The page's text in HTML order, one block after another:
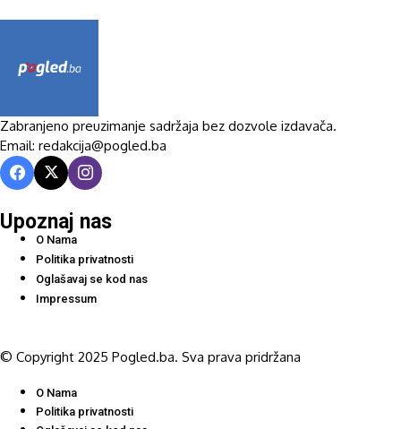
Zabranjeno preuzimanje sadržaja bez dozvole izdavača.
Email: redakcija@pogled.ba
Upoznaj nas
O Nama
Politika privatnosti
Oglašavaj se kod nas
Impressum
© Copyright 2025 Pogled.ba. Sva prava pridržana
O Nama
Politika privatnosti